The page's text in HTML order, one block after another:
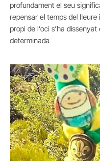
profundament el seu
repensar el temps del lleure
propi de l’oci s’ha
determinada